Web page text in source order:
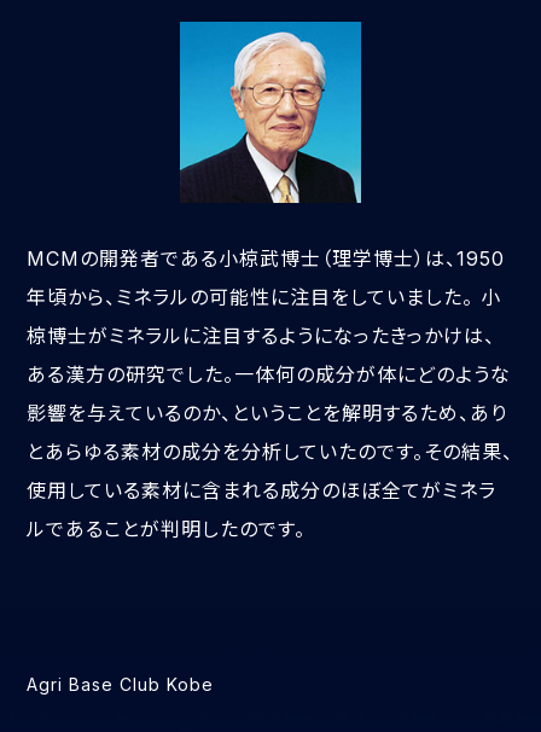
MCMの開発者である小椋武博士（理学博士）は、1950
年頃から、ミネラルの可能性に注目をしていました。 小
椋博士がミネラルに注目するようになったきっかけは、
ある漢方の研究でした。一体何の成分が体にどのような
影響を与えているのか、ということを解明するため、あり
とあらゆる素材の成分を分析していたのです。その結果、
使用している素材に含まれる成分のほぼ全てがミネラ
ルであることが判明したのです。
Agri Base Club Kobe